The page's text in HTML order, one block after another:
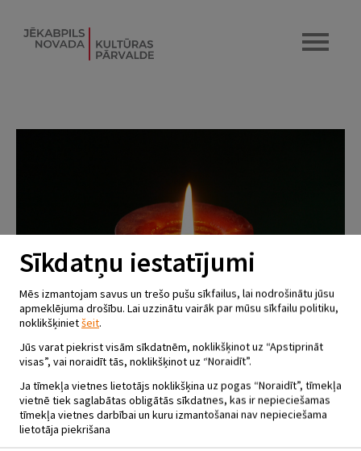
GAISMAS AKCIJA “SĒLIJAS
GAISMA LATVIJAI!”
Sīkdatņu iestatījumi
Mēs izmantojam savus un trešo pušu sīkfailus, lai nodrošinātu jūsu
apmeklējuma drošību. Lai uzzinātu vairāk par mūsu sīkfailu politiku,
noklikšķinietšeit.
Jūs varat piekrist visām sīkdatnēm, noklikšķinot uz “Apstiprināt
visas”, vai noraidīt tās, noklikšķinot uz “Noraidīt”.
Ja tīmekļa vietnes lietotājs noklikšķina uz pogas “Noraidīt”, tīmekļa
vietnē tiek saglabātas obligātās sīkdatnes, kas ir nepieciešamas
tīmekļa vietnes darbībai un kuru izmantošanai nav nepieciešama
lietotāja piekrišana